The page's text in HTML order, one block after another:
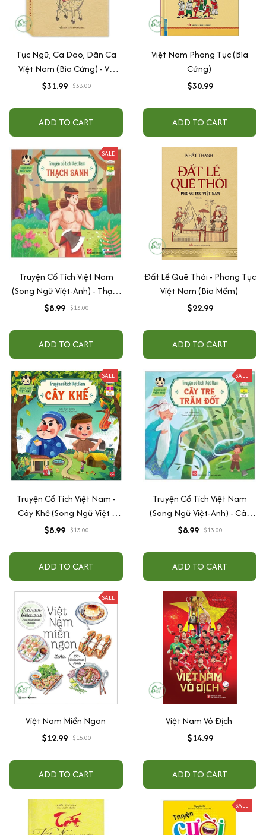
Tục Ngữ, Ca Dao, Dân Ca
Việt Nam (Bìa Cứng) - Vũ
Ngọc Phan
$31.99 $33.00
ADD TO CART
Việt Nam Phong Tục (Bìa
Cứng)
$30.99
ADD TO CART
SALE
Truyện Cổ Tích Việt Nam
(Song Ngữ Việt-Anh) - Thạch
Sanh
$8.99 $13.00
ADD TO CART
Đất Lề Quê Thói - Phong Tục
Việt Nam (Bìa Mềm)
$22.99
ADD TO CART
SALE
Truyện Cổ Tích Việt Nam -
Cây Khế (Song Ngữ Việt -
Anh)
$8.99 $13.00
ADD TO CART
SALE
Truyện Cổ Tích Việt Nam
(Song Ngữ Việt-Anh) - Cây
Tre Trăm Đốt
$8.99 $13.00
ADD TO CART
SALE
Việt Nam Miền Ngon
$12.99 $16.00
ADD TO CART
Việt Nam Vô Địch
$14.99
ADD TO CART
SALE